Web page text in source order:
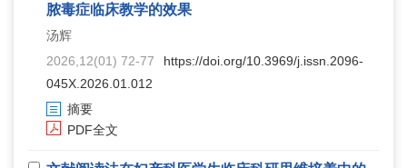
脓毒症临床教学的效果
汤辉
2026,12(01) 72-77
https://doi.org/10.3969/j.issn.2096-
045X.2026.01.012
摘要
PDF全文